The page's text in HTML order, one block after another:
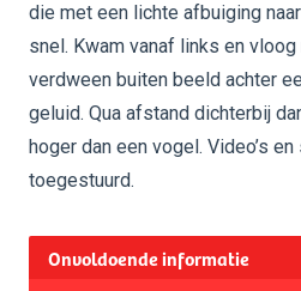
die met een lichte afbuiging
snel. Kwam vanaf links en
verdween buiten beeld achter
geluid. Qua afstand dichterbij
hoger dan een vogel. Video’s
toegestuurd.
Onvoldoende informatie